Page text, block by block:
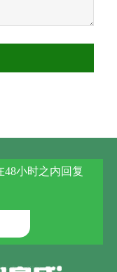
小时之内回复